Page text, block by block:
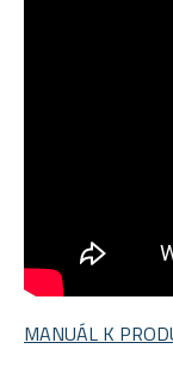
MANUÁL K